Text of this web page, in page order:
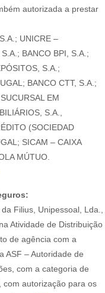
autorizada a prestar
UNICRE –
BANCO BPI, S.A.;
S.A.;
BANCO CTT, S.A.;
EM
S.A.,
(SOCIEDAD
SICAM – CAIXA
MÚTUO.
Filius, Unipessoal, Lda.,
Atividade de Distribuição
de agência com a
ASF – Autoridade de
com a categoria de
com autorização para os